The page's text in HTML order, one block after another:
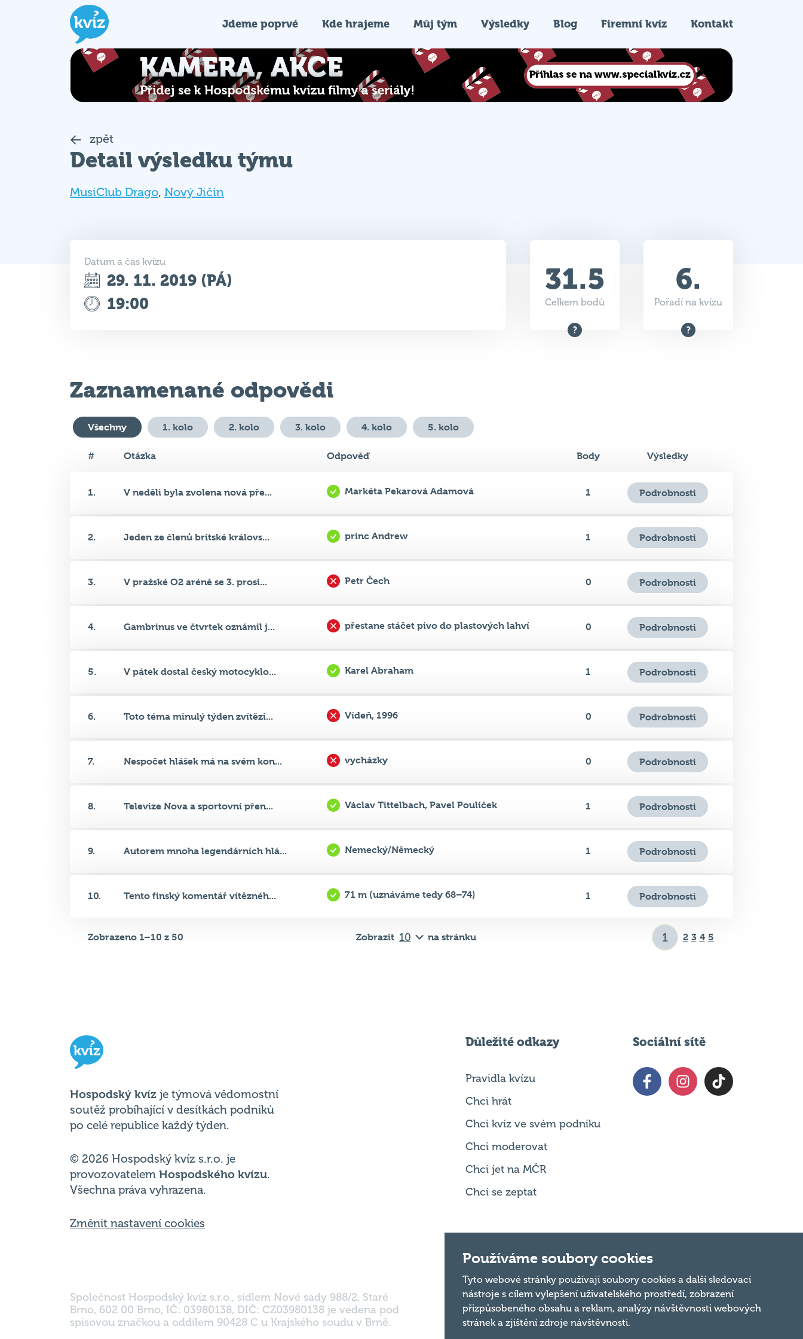
Jdeme poprvé Kde hrajeme Můj tým Výsledky Blog Firemní kvíz Kontakt
MusiClub Drago
29. 11. 2019 (PÁ)
19:00
31.5 6.
2. kolo 3. kolo
2. Jeden ze členů britské královs... princ Andrew 1 Podrobnosti
3. V pražské O2 aréně se 3. prosi... Petr Čech 0 Podrobnosti
4. Gambrinus ve čtvrtek oznámil j... přestane stáčet pivo do plastových lahví 0 Podrobnosti
5. V pátek dostal český motocyklo... Karel Abraham 1 Podrobnosti
6. Toto téma minulý týden zvítězi... Vídeň, 1996 0 Podrobnosti
7. Nespočet hlášek má na svém kon... vycházky 0 Podrobnosti
8. Televize Nova a sportovní přen... Václav Tittelbach, Pavel Poulíček 1 Podrobnosti
9. Autorem mnoha legendárních hlá... Nemecký/Německý 1 Podrobnosti
10. Tento finský komentář vítěznéh... 71 m (uznáváme tedy 68–74) 1 Podrobnosti
Zobrazeno 1–10 z 50 Zobrazit na stránku 2 3 5
Hospodský kvíz
soutěž probíhající v desítkách podniků
© 2026 Hospodský kvíz s.r.o. je
provozovatelem Hospodského kvízu
Změnit nastavení cookies
Pravidla kvízu
Chci kvíz ve svém podniku
Chci moderovat
Chci jet na MČR
Chci se zeptat
Používáme soubory cookies
Tyto webové stránky používají soubory cookies a další sledovací
nástroje s cílem vylepšení uživatelského prostředí, zobrazení
přizpůsobeného obsahu a reklam, analýzy návštěvnosti webových
stránek a zjištění zdroje návštěvnosti.